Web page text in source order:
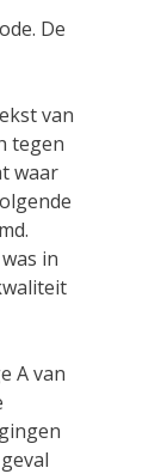
De
van
tegen
waar
in
A van